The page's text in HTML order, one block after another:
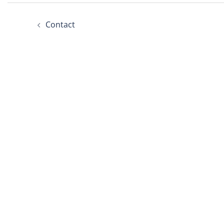
Bericht
Contact